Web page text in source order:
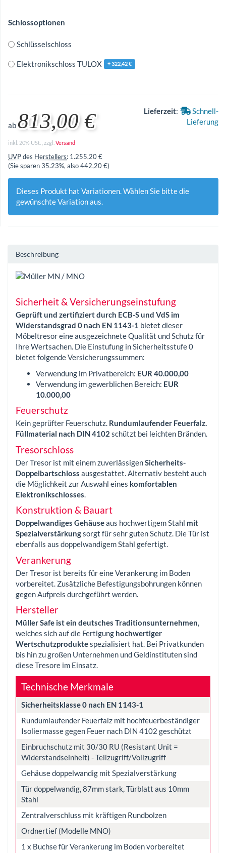
Schlossoptionen
Schlüsselschloss
Elektronikschloss TULOX + 322,42 €
ab 813,00 €
inkl. 20% USt. , zzgl. Versand
UVP des Herstellers: 1.255,20 €
(Sie sparen35.23%, also442,20 €)
Lieferzeit:
Schnell-
Lieferung
Dieses Produkt hat Variationen. Wählen Sie bitte die
gewünschte Variation aus.
Beschreibung
Sicherheit & Versicherungseinstufung
Geprüft und zertifiziert durch ECB-S und VdS im
Widerstandsgrad 0 nach EN 1143-1 bietet dieser
Möbeltresor eine ausgezeichnete Qualität und Schutz für
Ihre Wertsachen. Die Einstufung in Sicherheitsstufe 0
bietet folgende Versicherungssummen:
Verwendung im Privatbereich: EUR 40.000,00
Verwendung im gewerblichen Bereich: EUR
10.000,00
Feuerschutz
Kein geprüfter Feuerschutz. Rundumlaufender Feuerfalz.
Füllmaterial nach DIN 4102 schützt bei leichten Bränden.
Tresorschloss
Der Tresor ist mit einem zuverlässigenSicherheits-
Doppelbartschloss ausgestattet. Alternativ besteht auch
die Möglichkeit zur Auswahl eines komfortablen
Elektronikschlosses.
Konstruktion & Bauart
Doppelwandiges Gehäuseaus hochwertigem Stahl mit
Spezialverstärkungsorgt für sehr guten Schutz. Die Tür ist
ebenfalls aus doppelwandigem Stahl gefertigt.
Verankerung
Der Tresor ist bereits für eine Verankerung im Boden
vorbereitet. Zusätzliche Befestigungsbohrungen können
gegen Aufpreis durchgeführt werden.
Hersteller
Müller Safe ist ein deutsches Traditionsunternehmen,
welches sich auf die Fertigung hochwertiger
Wertschutzproduktespezialisiert hat. Bei Privatkunden
bis hin zu großen Unternehmen und Geldinstituten sind
diese Tresore im Einsatz.
Technische Merkmale
Sicherheitsklasse 0 nach EN 1143-1
Rundumlaufender Feuerfalz mit hochfeuerbeständiger
Isoliermasse gegen Feuer nach DIN 4102 geschützt
Einbruchschutz mit 30/30 RU (Resistant Unit =
Widerstandseinheit) - Teilzugriff/Vollzugriff
Gehäuse doppelwandig mit Spezialverstärkung
Tür doppelwandig, 87mm stark, Türblatt aus 10mm
Stahl
Zentralverschluss mit kräftigen Rundbolzen
Ordnertief (Modelle MNO)
1 x Buchse für Verankerung im Boden vorbereitet